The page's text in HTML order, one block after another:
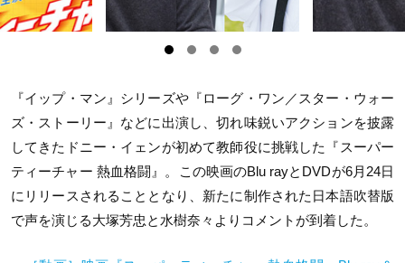
『イップ・マン』シリーズや『ローグ・ワン／スター・ウォー
ズ・ストーリー』などに出演し、切れ味鋭いアクションを披露
してきたドニー・イェンが初めて教師役に挑戦した『スーパー
ティーチャー 熱血格闘』。この映画のBlu rayとDVDが6月24日
にリリースされることとなり、新たに制作された日本語吹替版
で声を演じる大塚芳忠と水樹奈々よりコメントが到着した。